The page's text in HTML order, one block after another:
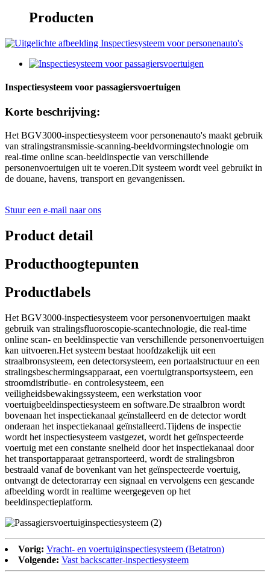
Producten
Inspectiesysteem voor passagiersvoertuigen
Korte beschrijving:
Het BGV3000-inspectiesysteem voor personenauto's maakt gebruik
van stralingstransmissie-scanning-beeldvormingstechnologie om
real-time online scan-beeldinspectie van verschillende
personenvoertuigen uit te voeren.Dit systeem wordt veel gebruikt in
de douane, havens, transport en gevangenissen.
Stuur een e-mail naar ons
Product detail
Producthoogtepunten
Productlabels
Het BGV3000-inspectiesysteem voor personenvoertuigen maakt
gebruik van stralingsfluoroscopie-scantechnologie, die real-time
online scan- en beeldinspectie van verschillende personenvoertuigen
kan uitvoeren.Het systeem bestaat hoofdzakelijk uit een
straalbronsysteem, een detectorsysteem, een portaalstructuur en een
stralingsbeschermingsapparaat, een voertuigtransportsysteem, een
stroomdistributie- en controlesysteem, een
veiligheidsbewakingssysteem, een werkstation voor
voertuigbeeldinspectiesysteem en software.De straalbron wordt
bovenaan het inspectiekanaal geïnstalleerd en de detector wordt
onderaan het inspectiekanaal geïnstalleerd.Tijdens de inspectie
wordt het inspectiesysteem vastgezet, wordt het geïnspecteerde
voertuig met een constante snelheid door het inspectiekanaal door
het transportapparaat getransporteerd, wordt de stralingsbron
bestraald vanaf de bovenkant van het geïnspecteerde voertuig,
ontvangt de detectorarray een signaal en vervolgens een gescande
afbeelding wordt in realtime weergegeven op het
beeldinspectieplatform.
Vorig: Vracht- en voertuiginspectiesysteem (Betatron)
Volgende: Vast backscatter-inspectiesysteem